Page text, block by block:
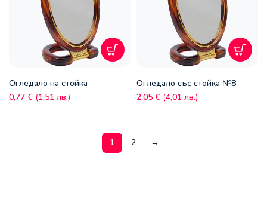
Огледало на стойка
0,77 € (1,51 лв.)
Огледало със стойка №8
2,05 € (4,01 лв.)
1 2 →